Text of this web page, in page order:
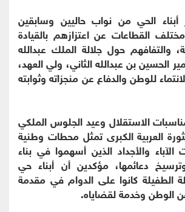
الحي من نواب حاليين وسابقين
القطاعات عن اعتزازهم بالقيادة
والتفافهم حول جلالة الملك عبدالله
الحسين بن عبدالله الثاني، ولي العهد،
للوطن والدفاع عن منجزاته وثوابته
الاستقلال وعيد الجلوس الملكي
العربية الكبرى تمثل محطات وطنية
والأجداد الذين أسهموا في بناء
وترسيخ دعائمها، مؤكدين أن أبناء حي
الطفيلة كانوا على الدوام في مقدمة
الوطن وخدمة لقضاياه.